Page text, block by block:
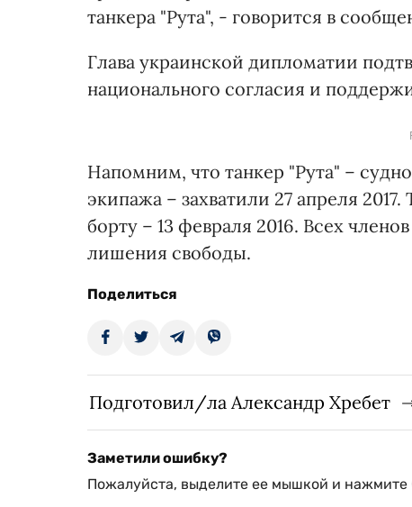
танкера "Рута", - говорится в
Глава украинской дипломатии
национального согласия и
Напомним, что танкер "Рута" –
экипажа – захватили 27 апреля
борту – 13 февраля 2016. Всех
лишения свободы.
Поделиться
Подготовил/ла Александр Хребет
Заметили ошибку?
Пожалуйста, выделите ее мышкой и нажмите